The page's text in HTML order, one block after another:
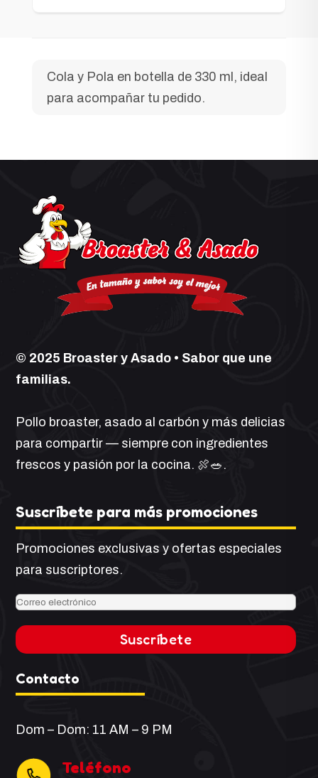
Pola
ml
cantidad
Cola y Pola en botella de 330 ml, ideal
para acompañar tu pedido.
© 2025 Broaster y Asado • Sabor que une
familias.
Pollo broaster, asado al carbón y más delicias
para compartir — siempre con ingredientes
frescos y pasión por la cocina. 🍖🥗.
Suscríbete para más promociones
Promociones exclusivas y ofertas especiales
para suscriptores.
Contacto
Dom – Dom: 11 AM – 9 PM
Teléfono